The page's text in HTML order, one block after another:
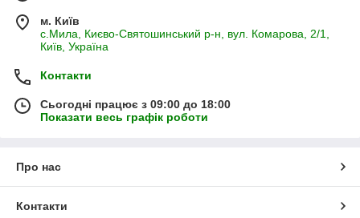
м. Київ
с.Мила, Києво-Святошинський р-н, вул. Комарова, 2/1,
Київ, Україна
Контакти
Сьогодні працює з 09:00 до 18:00
Показати весь графік роботи
Про нас
Контакти